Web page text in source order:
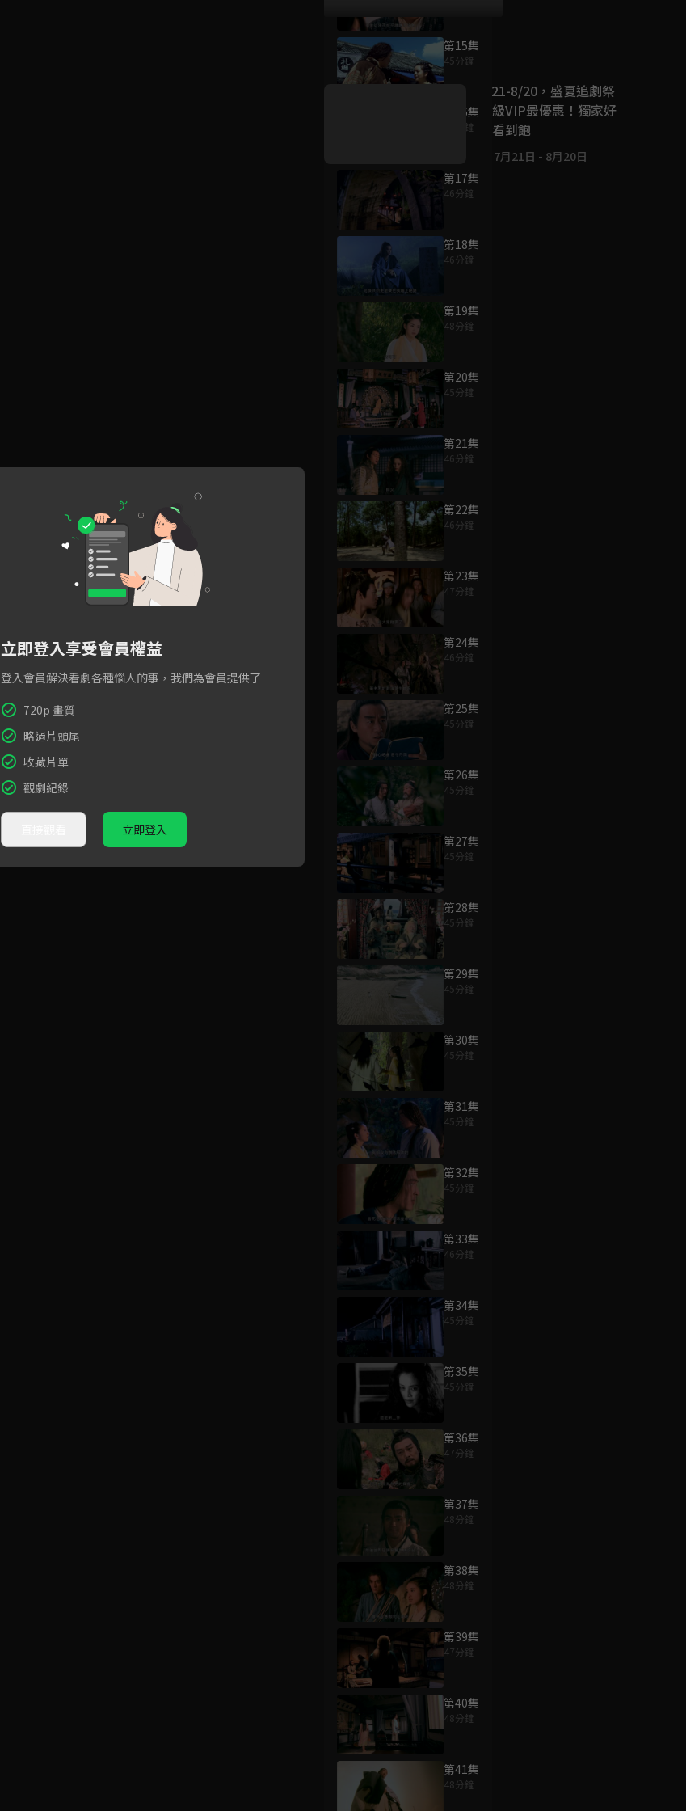
第15集
45分鐘
第16集
45分鐘
第17集
46分鐘
第18集
46分鐘
第19集
48分鐘
第20集
45分鐘
第21集
46分鐘
第22集
46分鐘
第23集
47分鐘
第24集
46分鐘
第25集
45分鐘
第26集
45分鐘
第27集
45分鐘
第28集
45分鐘
第29集
45分鐘
第30集
45分鐘
第31集
45分鐘
第32集
45分鐘
第33集
46分鐘
第34集
45分鐘
第35集
45分鐘
第36集
47分鐘
第37集
48分鐘
第38集
48分鐘
第39集
47分鐘
第40集
48分鐘
第41集
48分鐘
好康資訊
7/21-8/20，盛夏追劇祭
升級VIP最優惠！獨家好
戲看到飽
7月21日 - 8月20日
立即登入享受會員權益
登入會員解決看劇各種惱人的事，我們為會員提供了
720p 畫質
略過片頭尾
收藏片單
觀劇紀錄
立即登入